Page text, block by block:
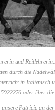
und
durch die
in Italienisch
oder über
unsere Patricia an